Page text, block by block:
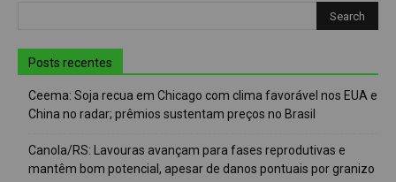
Posts recentes
Ceema: Soja recua em Chicago com clima favorável nos EUA e
China no radar; prêmios sustentam preços no Brasil
Canola/RS: Lavouras avançam para fases reprodutivas e
mantêm bom potencial, apesar de danos pontuais por granizo